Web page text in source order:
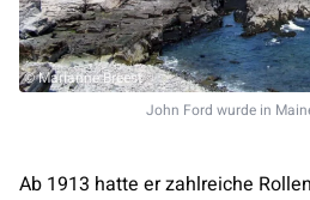
© Marianne Breest
John Ford wurde in
Ab 1913 hatte er zahlreiche